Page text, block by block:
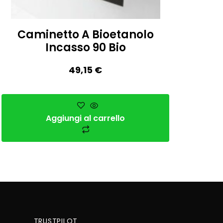
Caminetto A Bioetanolo
Incasso 90 Bio
49,15 €
Aggiungi al carrello
TRUSTPILOT